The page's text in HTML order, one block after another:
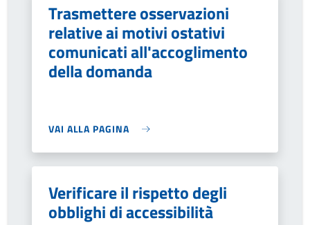
Trasmettere osservazioni
relative ai motivi ostativi
comunicati all'accoglimento
della domanda
VAI ALLA PAGINA
Verificare il rispetto degli
obblighi di accessibilità